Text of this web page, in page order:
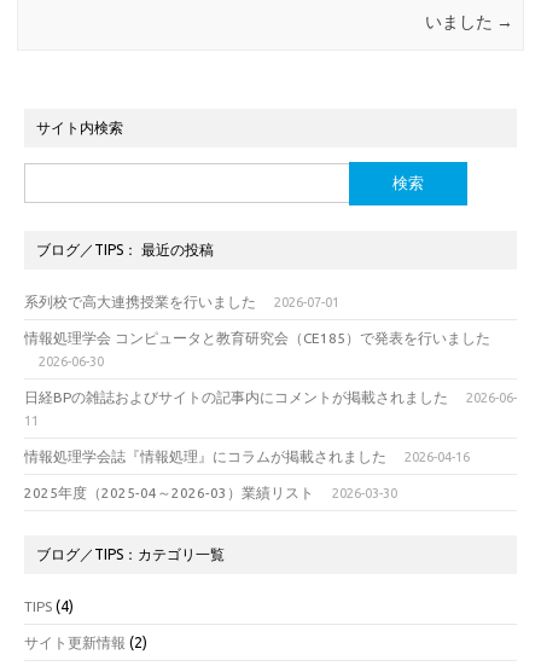
いました →
サイト内検索
索:
ブログ／TIPS： 最近の投稿
系列校で高大連携授業を行いました 2026-07-01
情報処理学会 コンピュータと教育研究会（CE185）で発表を行いました
2026-06-30
日経BPの雑誌およびサイトの記事内にコメントが掲載されました
2026-06-
11
情報処理学会誌『情報処理』にコラムが掲載されました 2026-04-16
2025年度（2025-04～2026-03）業績リスト 2026-03-30
ブログ／TIPS：カテゴリ一覧
TIPS (4)
サイト更新情報 (2)